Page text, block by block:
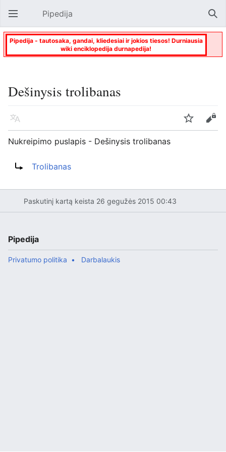
Atverti pagrindinį meniu Pipedija
Pipedija - tautosaka, gandai, kliedesiai ir jokios tiesos! Durniausia
wiki enciklopedija durnapedija!
Dešinysis trolibanas
Kalba Stebėti
Keisti
Nukreipimo puslapis - Dešinysis trolibanas
Trolibanas
Paskutinį kartą keista 26 gegužės 2015 00:43
Pipedija
Privatumo politika Darbalaukis